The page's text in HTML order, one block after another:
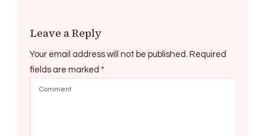
Leave a Reply
Your email address will not be published. Required
fields are marked *